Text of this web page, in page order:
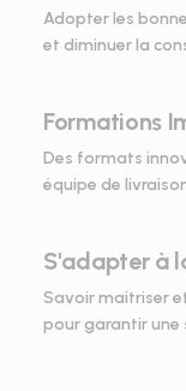
Adopter les
et diminuer la
S'adapter à
Savoir maitriser
pour garantir
Formations
Des formats
équipe de